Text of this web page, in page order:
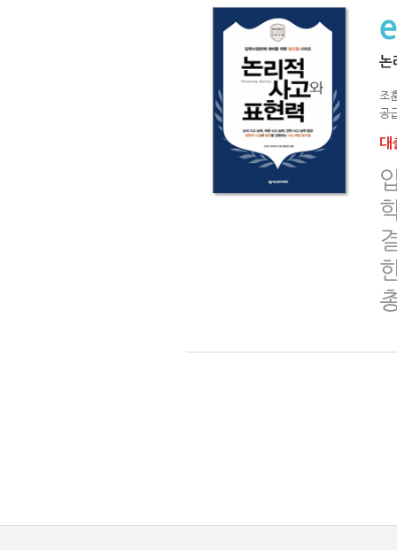
논
조
공
대